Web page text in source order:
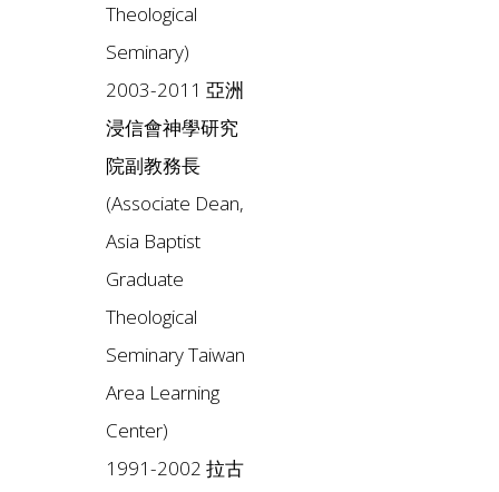
Theological
Seminary)
2003-2011 亞洲
浸信會神學研究
院副教務長
(Associate Dean,
Asia Baptist
Graduate
Theological
Seminary Taiwan
Area Learning
Center)
1991-2002 拉古